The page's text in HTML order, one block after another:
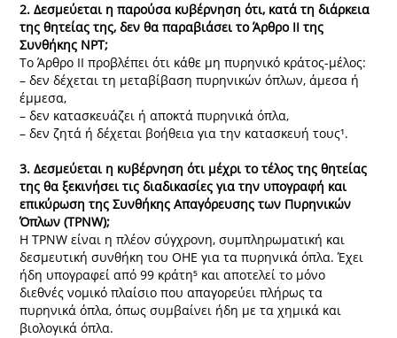
2. Δεσμεύεται η παρούσα κυβέρνηση ότι, κατά τη διάρκεια
της θητείας της, δεν θα παραβιάσει το Άρθρο ΙΙ της
Συνθήκης NPT;
Το Άρθρο ΙΙ προβλέπει ότι κάθε μη πυρηνικό κράτος-μέλος:
– δεν δέχεται τη μεταβίβαση πυρηνικών όπλων, άμεσα ή
έμμεσα,
– δεν κατασκευάζει ή αποκτά πυρηνικά όπλα,
– δεν ζητά ή δέχεται βοήθεια για την κατασκευή τους¹.
3. Δεσμεύεται η κυβέρνηση ότι μέχρι το τέλος της θητείας
της θα ξεκινήσει τις διαδικασίες για την υπογραφή και
επικύρωση της Συνθήκης Απαγόρευσης των Πυρηνικών
Όπλων (TPNW);
Η TPNW είναι η πλέον σύγχρονη, συμπληρωματική και
δεσμευτική συνθήκη του ΟΗΕ για τα πυρηνικά όπλα. Έχει
ήδη υπογραφεί από 99 κράτη⁵ και αποτελεί το μόνο
διεθνές νομικό πλαίσιο που απαγορεύει πλήρως τα
πυρηνικά όπλα, όπως συμβαίνει ήδη με τα χημικά και
βιολογικά όπλα.